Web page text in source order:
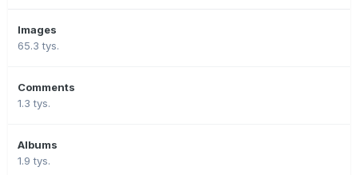
Images
65.3 tys.
Comments
1.3 tys.
Albums
1.9 tys.